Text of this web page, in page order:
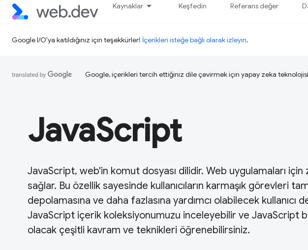
Kaynaklar Keşfedin Referans değer
Google I/O'ya katıldığınız için teşekkürler! İçerikleri isteğe bağlı olarak izleyin.
Google, içerikleri tercih ettiğiniz dile çevirmek için yapay zeka
JavaScript
JavaScript, web'in komut dosyası dilidir. Web uygulamaları
sağlar. Bu özellik sayesinde kullanıcıların karmaşık görevleri
depolamasına ve daha fazlasına yardımcı olabilecek
JavaScript içerik koleksiyonumuzu inceleyebilir ve JavaScript
olacak çeşitli kavram ve teknikleri öğrenebilirsiniz.